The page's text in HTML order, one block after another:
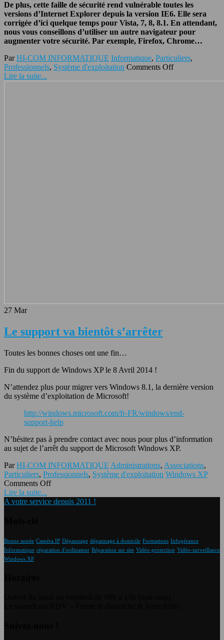
De plus, cette faille de sécurité rend vulnérable toutes les
versions d’Internet Explorer depuis la version IE6. Elle sera
corrigée d’ici quelque temps pour Vista, 7, 8, 8.1. En attendant,
nous vous conseillons d’utiliser un autre navigateur pour
augmenter votre sécurité. Par exemple, Firefox, Chrome…
ParHI-COM INFORMATIQUE Informatique, Particuliers,
Professionnels, Système d'exploitation Comments Off
Lire la suite...
27 Mar
Le support va bientôt s’arrêter
Toutes les bonnes choses ont une fin…
Fin du support de Windows XP le 8 Avril 2014 !
N’attendez plus pour migrer vers Windows 8.1, la dernière version
du système d’exploitation de Microsoft!
http://windows.microsoft.com/fr-FR/windows/end-
support-help
N’hésitez pas à prendre contact avec nous pour plus d’information
au sujet de l’arrêt du support de Microsoft Windows XP.
ParHI-COM INFORMATIQUE Administrations, Associations,
Particuliers, Professionnels, Système d'exploitation Windows XP
Comments Off
Lire la suite...
A votre service depuis 2011 !
Bonne année Caméra IP Dépannage dépannage à domicile Formations Infogérance
Informatique réparation d'ordinateur Réparation sur site Vidéo-protection Vidéo-surveillance
Windows XP